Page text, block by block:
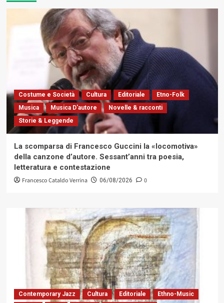
Costume e Società Cultura Editoriale
Etno-Folk
Musica
Musica D'autore
Novelle & racconti
Storie & Leggende
La scomparsa di Francesco Guccini la «locomotiva»
della canzone d’autore. Sessant’anni tra poesia,
letteratura e contestazione
Francesco Cataldo Verrina 06/08/2026 0
Contemporary Jazz Cultura Editoriale
Ethno-Music